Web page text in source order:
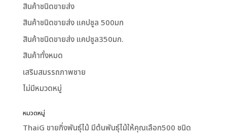
สินค้าชนิดขายส่ง
สินค้าชนิดขายส่ง แคปซูล 500มก
สินค้าชนิดขายส่ง แคปซูล350มก.
สินค้าทั้งหมด
เสริมสมรรถภาพชาย
ไม่มีหมวดหมู่
หมวดหมู่
ThaiG ขายกิ่งพันธุ์ไม้ มีต้นพันธุ์ไม้ให้คุณเลือก500 ชนิด